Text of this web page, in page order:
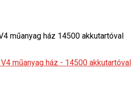
műanyag ház 14500 akkutartóval
V4 műanyag ház - 14500 akkutartóval